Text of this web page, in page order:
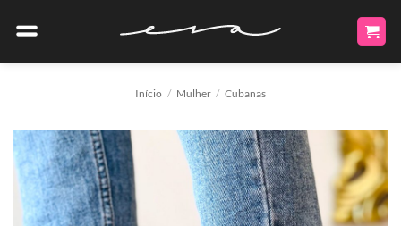
Início / Mulher / Cubanas